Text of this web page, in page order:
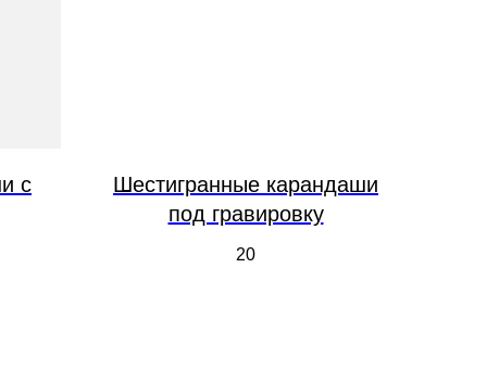
с
Шестигранные карандаши
под гравировку
20